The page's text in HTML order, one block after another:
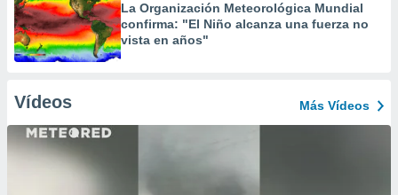
La Organización Meteorológica Mundial
confirma: "El Niño alcanza una fuerza no
vista en años"
Vídeos Más Vídeos